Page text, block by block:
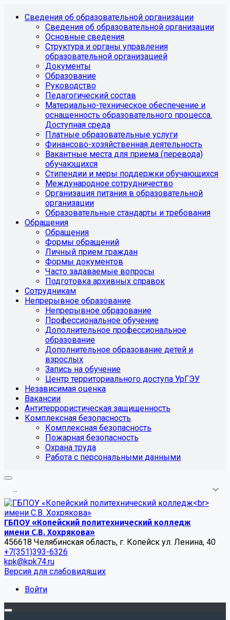
Сведения об образовательной организации
Сведения об образовательной организации
Основные сведения
Структура и органы управления
образовательной организацией
Документы
Образование
Руководство
Педагогический состав
Материально-техническое обеспечение и
оснащенность образовательного процесса.
Доступная среда
Платные образовательные услуги
Финансово-хозяйственная деятельность
Вакантные места для приема (перевода)
обучающихся
Стипендии и меры поддержки обучающихся
Международное сотрудничество
Организация питания в образовательной
организации
Образовательные стандарты и требования
Обращения
Обращения
Формы обращений
Личный прием граждан
Формы документов
Часто задаваемые вопросы
Подготовка архивных справок
Сотрудникам
Непрерывное образование
Непрерывное образование
Профессиональное обучение
Дополнительное профессиональное
образование
Дополнительное образование детей и
взрослых
Запись на обучение
Центр территориального доступа УрГЭУ
Независимая оценка
Вакансии
Антитеррористическая защищенность
Комплексная безопасность
Комплексная безопасность
Пожарная безопасность
Охрана труда
Работа с персональными данными
...
ГБПОУ «Копейский политехнический колледж
имени С.В. Хохрякова»
456618 Челябинская область, г. Копейск ул. Ленина, 40
+7(351)393-6326
kpk@kpk74.ru
Версия для слабовидящих
Войти